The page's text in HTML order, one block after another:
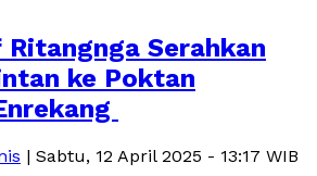
Serahkan
ke Poktan
| Sabtu, 12 April 2025 - 13:17 WIB